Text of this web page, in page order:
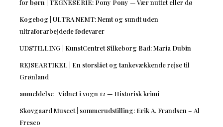
for børn | TEGNESERIE: Pony Pony — Vær nuttet eller dø
Kogebog | ULTRA NEMT: Nemt og sundt uden
ultraforarbejdede fødevarer
UDSTILLING | KunstCentret Silkeborg Bad: Maria Dubin
REJSEARTIKEL | En storslået og tankevækkende rejse til
Grønland
anmeldelse | Vidnet i vogn 12 — Historisk krimi
Skovgaard Museet | sommerudstilling: Erik A. Frandsen – Al
Fresco